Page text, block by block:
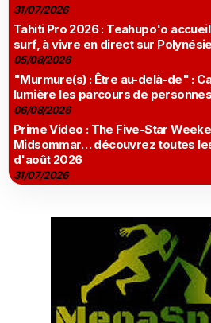
31/07/2026
Tahiti Pro 2026 : Teahupo'o
surf, à vivre en direct sur
05/08/2026
"Murmure(s) : Être au-delà-de" :
lumière les parcours de
06/08/2026
Prime Video : The Five-Star
Midsommar… découvrez toutes
d'août 2026
31/07/2026